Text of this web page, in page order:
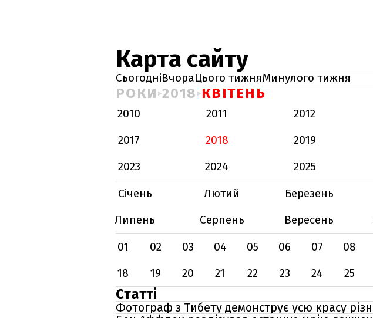
Карта сайту
СьогодніВчораЦього тижняМинулого тижня
РОКИ 2018 КВІТЕНЬ
2010 2011 2012
2017
2018 2019
2023
2024 2025
Січень
Лютий Березень
Липень
Серпень Вересень
01
02 03 04 05 06 07 08
18
19 20 21 22 23 24 25
Статті
Фотограф з Тибету демонструє усю красу